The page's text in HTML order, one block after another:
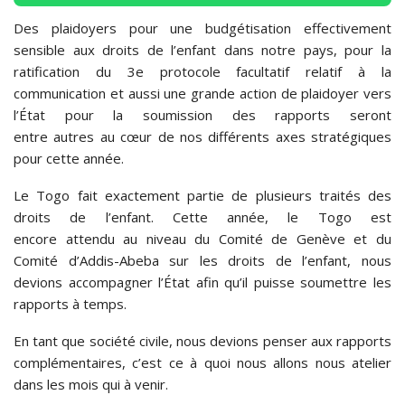
Des plaidoyers pour une budgétisation effectivement
sensible aux droits de l’enfant dans notre pays, pour la
ratification du 3e protocole facultatif relatif à la
communication et aussi une grande action de plaidoyer vers
l’État pour la soumission des rapports seront
entre autres au cœur de nos différents axes stratégiques
pour cette année.
Le Togo fait exactement partie de plusieurs traités des
droits de l’enfant. Cette année, le Togo est
encore attendu au niveau du Comité de Genève et du
Comité d’Addis-Abeba sur les droits de l’enfant, nous
devions accompagner l’État afin qu’il puisse soumettre les
rapports à temps.
En tant que société civile, nous devions penser aux rapports
complémentaires, c’est ce à quoi nous allons nous atelier
dans les mois qui à venir.